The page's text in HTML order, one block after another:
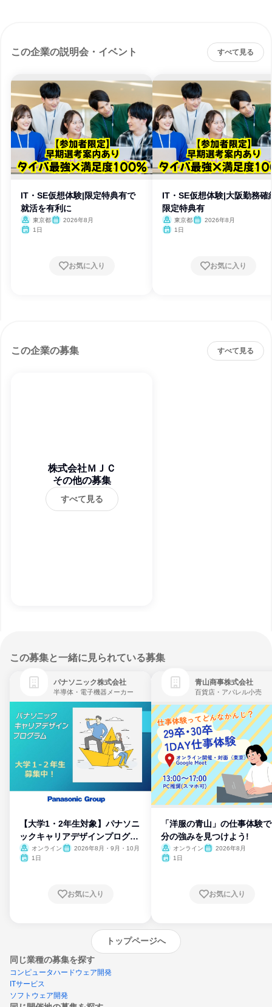
この企業の説明会・イベント すべて見る
IT・SE仮想体験|限定特典有で
就活を有利に
東京都
2026年8月
1日
お気に入り
IT・SE仮想体験|大阪勤務確
限定特典有
東京都
2026年8月
1日
お気に入り
この企業の募集 すべて見る
株式会社ＭＪＣ
その他の募集
すべて見る
この募集と一緒に見られている募集
パナソニック株式会社
半導体・電子機器メーカー
【大学1・2年生対象】パナソニ
ックキャリアデザインプログラ
ム
オンライン
2026年8月・9月・10月
1日
お気に入り
青山商事株式会社
百貨店・アパレル小売
「洋服の青山」の仕事体験
分の強みを見つけよう!
オンライン
2026年8月
1日
お気に入り
トップページへ
同じ業種の募集を探す
コンピュータハードウェア開発
ITサービス
ソフトウェア開発